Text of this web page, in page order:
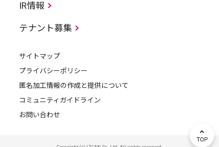
IR情報
テナント募集
サイトマップ
プライバシーポリシー
匿名加工情報の作成と提供について
コミュニティガイドライン
お問い合わせ